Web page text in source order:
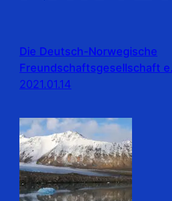
Die Deutsch-Norwegische
Freundschaftsgesellschaft
2021.01.14